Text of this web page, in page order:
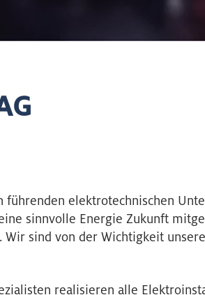
führenden elektrotechnischen
sinnvolle Energie Zukunft
Wir sind von der Wichtigkeit
realisieren alle